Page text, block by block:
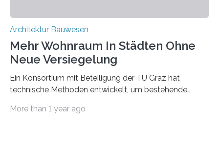
Architektur Bauwesen
Mehr Wohnraum In Städten Ohne
Neue Versiegelung
Ein Konsortium mit Beteiligung der TU Graz hat
technische Methoden entwickelt, um bestehende
Holzkonstruktionen auf nachhaltige Weise
More than 1 year ago